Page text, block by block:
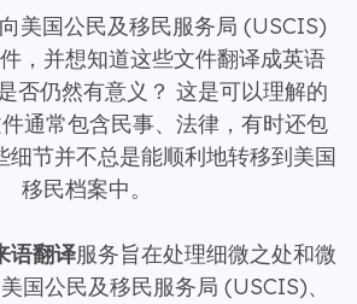
美国公民及移民服务局 (USCIS)
，并想知道这些文件翻译成英语
否仍然有意义？ 这是可以理解的
通常包含民事、法律，有时还包
细节并不总是能顺利地转移到美国
移民档案中。
语翻译服务旨在处理细微之处和微
国公民及移民服务局 (USCIS)、